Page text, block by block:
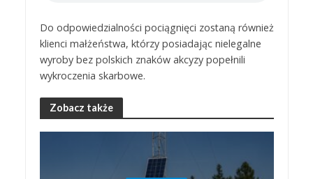
Do odpowiedzialności pociągnięci zostaną również
klienci małżeństwa, którzy posiadając nielegalne
wyroby bez polskich znaków akcyzy popełnili
wykroczenia skarbowe.
Zobacz także